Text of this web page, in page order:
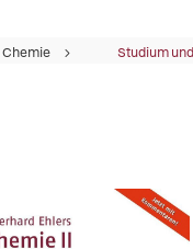
Chemie Studium